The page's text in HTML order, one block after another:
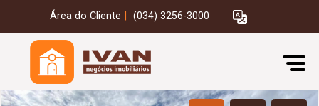
Área do Cliente (034) 3256-3000